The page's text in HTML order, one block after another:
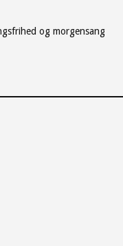
og morgensang